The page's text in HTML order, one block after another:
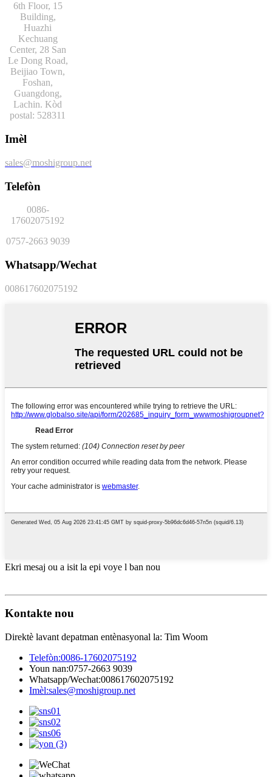
6th Floor, 15
Building,
Huazhi
Kechuang
Center, 28 San
Le Dong Road,
Beijiao Town,
Foshan,
Guangdong,
Lachin. Kòd
postal: 528311
Imèl
sales@moshigroup.net
Telefòn
0086-
17602075192
0757-2663 9039
Whatsapp/Wechat
008617602075192
Ekri mesaj ou a isit la epi voye l ban nou
Kontakte nou
Direktè lavant depatman entènasyonal la: Tim Woom
Telefòn:0086-17602075192
Youn nan:0757-2663 9039
Whatsapp/Wechat:008617602075192
Imèl:sales@moshigroup.net